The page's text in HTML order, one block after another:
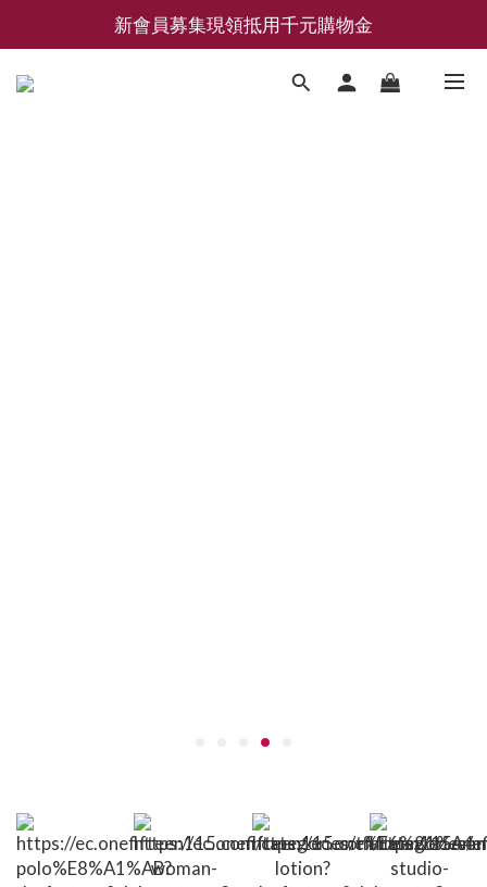
新會員募集現領抵用千元購物金
新會員募集現領抵用千元購物金
LEMAIRE 經典可頌包 NEW ARRIVAL